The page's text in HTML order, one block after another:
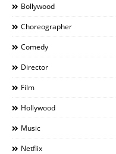
Bollywood
Choreographer
Comedy
Director
Film
Hollywood
Music
Netflix